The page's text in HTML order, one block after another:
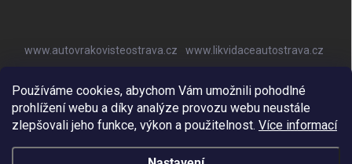
Používáme cookies, abychom Vám umožnili pohodlné
prohlížení webu a díky analýze provozu webu neustále
zlepšovali jeho funkce, výkon a použitelnost. Více informací
www.autovrakovisteostrava.cz
www.likvidaceautostrava.cz